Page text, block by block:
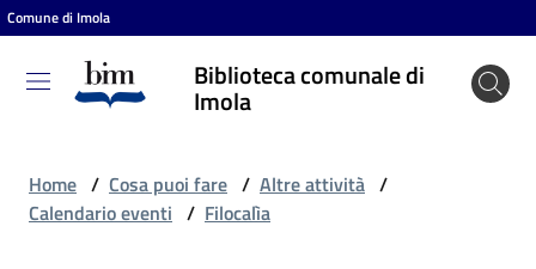
Vai al contenuto
Vai alla navigazione
Vai al footer
Comune di Imola
Biblioteca comunale di
Imola
Biblioteca
comunale
Home / Cosa puoi fare / Altre attività /
Calendario eventi / Filocalìa